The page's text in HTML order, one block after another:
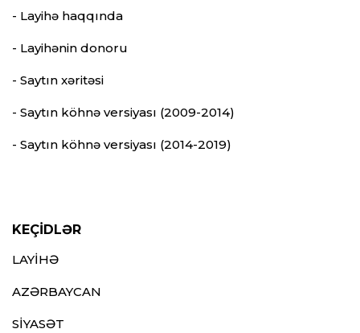
- Layihə haqqında
- Layihənin donoru
- Saytın xəritəsi
- Saytın köhnə versiyası (2009-2014)
- Saytın köhnə versiyası (2014-2019)
KEÇİDLƏR
LAYİHƏ
AZƏRBAYCAN
SİYASƏT